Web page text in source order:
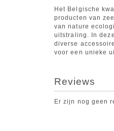
Het Belgische
producten van
van nature
uitstraling. In
diverse
voor een unieke
Reviews
Er zijn nog geen